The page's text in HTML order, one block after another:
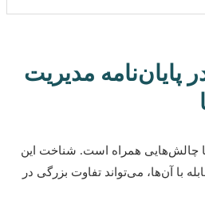
مدیریت
همراه است. شناخت این
آن‌ها، می‌تواند تفاوت بزرگی در